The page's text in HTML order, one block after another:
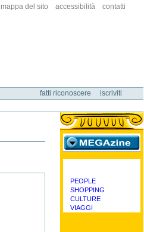
mappa del sito accessibilità contatti
fatti riconoscere
iscriviti
categorie
PEOPLE
SHOPPING
CULTURE
VIAGGI